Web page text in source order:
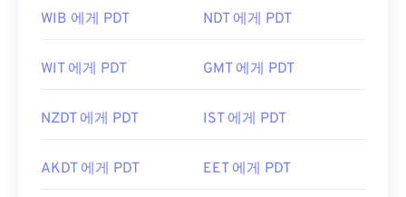
WIB 에게 PDT NDT 에게 PDT
WIT 에게 PDT GMT 에게 PDT
NZDT 에게 PDT IST 에게 PDT
AKDT 에게 PDT EET 에게 PDT